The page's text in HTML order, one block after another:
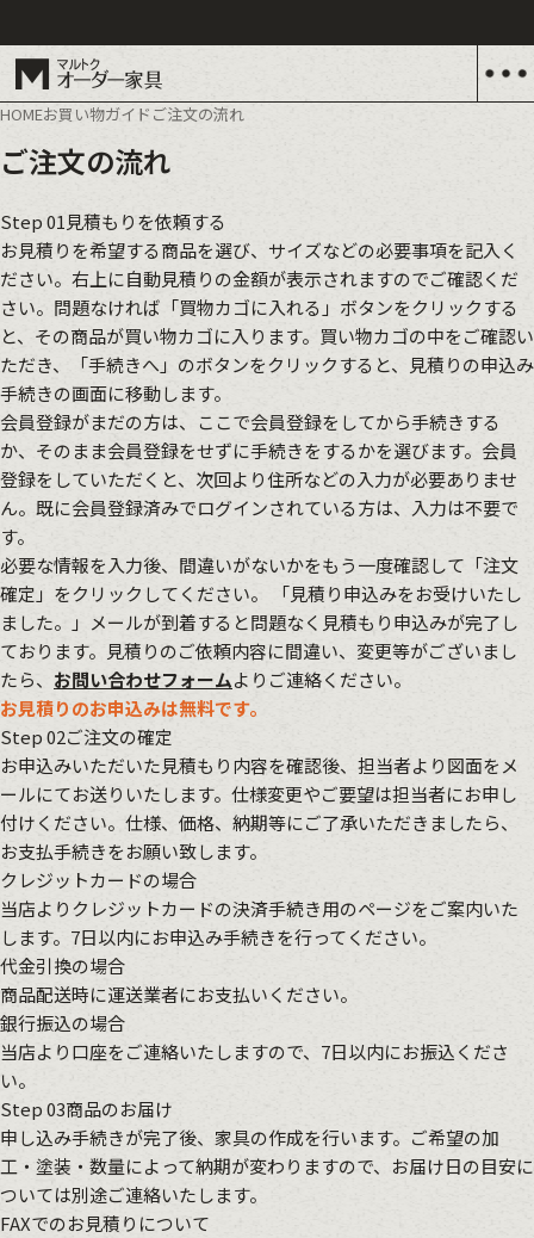
HOMEお買い物ガイド ご注文の流れ
ご注文の流れ
Step 01見積もりを依頼する
お見積りを希望する商品を選び、サイズなどの必要事項を記入く
ださい。右上に自動見積りの金額が表示されますのでご確認くだ
さい。問題なければ「買物カゴに入れる」ボタンをクリックする
と、その商品が買い物カゴに入ります。買い物カゴの中をご確認い
ただき、「手続きへ」のボタンをクリックすると、見積りの申込み
手続きの画面に移動します。
会員登録がまだの方は、ここで会員登録をしてから手続きする
か、そのまま会員登録をせずに手続きをするかを選びます。会員
登録をしていただくと、次回より住所などの入力が必要ありませ
ん。既に会員登録済みでログインされている方は、入力は不要で
す。
必要な情報を入力後、間違いがないかをもう一度確認して「注文
確定」をクリックしてください。 「見積り申込みをお受けいたし
ました。」メールが到着すると問題なく見積もり申込みが完了し
ております。見積りのご依頼内容に間違い、変更等がございまし
たら、 お問い合わせフォームよりご連絡ください。
お見積りのお申込みは無料です。
Step 02ご注文の確定
お申込みいただいた見積もり内容を確認後、担当者より図面をメ
ールにてお送りいたします。仕様変更やご要望は担当者にお申し
付けください。仕様、価格、納期等にご了承いただきましたら、
お支払手続きをお願い致します。
クレジットカードの場合
当店よりクレジットカードの決済手続き用のページをご案内いた
します。7日以内にお申込み手続きを行ってください。
代金引換の場合
商品配送時に運送業者にお支払いください。
銀行振込の場合
当店より口座をご連絡いたしますので、7日以内にお振込くださ
い。
Step 03商品のお届け
申し込み手続きが完了後、家具の作成を行います。ご希望の加
工・塗装・数量によって納期が変わりますので、お届け日の目安に
ついては別途ご連絡いたします。
FAXでのお見積りについて